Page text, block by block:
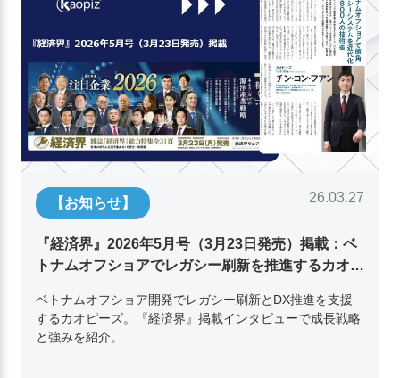
【お知らせ】 26.03.27
『経済界』2026年5月号（3月23日発売）掲載：ベ
トナムオフショアでレガシー刷新を推進するカオピ
ベトナムオフショア開発でレガシー刷新とDX推進を支援
するカオピーズ。『経済界』掲載インタビューで成長戦略
と強みを紹介。